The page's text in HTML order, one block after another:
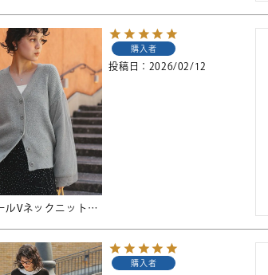
袖チュールVネックニットカーディガン
購入者
投稿日 2026/02/12
購入者